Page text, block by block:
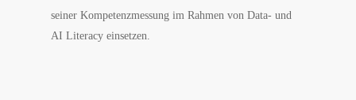
seiner Kompetenzmessung im Rahmen von Data- und
AI Literacy einsetzen.